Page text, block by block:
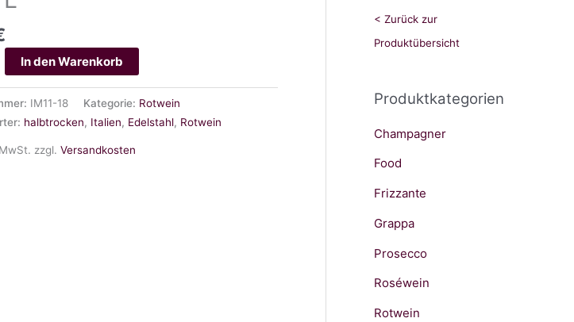
In den Warenkorb
IM11-18 Kategorie: Rotwein
halbtrocken, Italien, Edelstahl, Rotwein
zzgl.Versandkosten
h
e
c
h
< Zurück zur
Produktübersicht
Produktkategorien
Champagner
Food
Frizzante
Grappa
Prosecco
Roséwein
Rotwein